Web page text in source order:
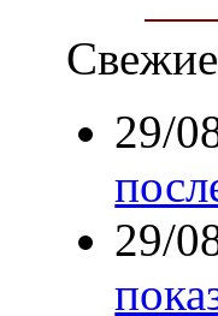
29/
29/